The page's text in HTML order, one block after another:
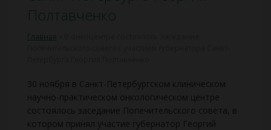
Полтавченко
Главная
30 ноября в Санкт-Петербургском клиническом
научно-практическом онкологическом центре
состоялось заседание Попечительского совета, в
котором принял участие губернатор Георгий